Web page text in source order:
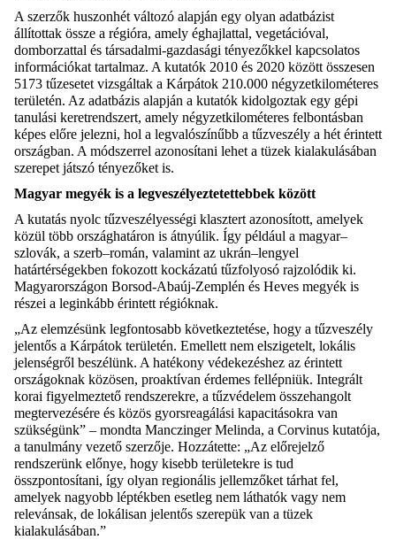
A szerzők huszonhét változó alapján egy olyan adatbázist
állítottak össze a régióra, amely éghajlattal, vegetációval,
domborzattal és társadalmi-gazdasági tényezőkkel kapcsolatos
információkat tartalmaz. A kutatók 2010 és 2020 között összesen
5173 tűzesetet vizsgáltak a Kárpátok 210.000 négyzetkilométeres
területén. Az adatbázis alapján a kutatók kidolgoztak egy gépi
tanulási keretrendszert, amely négyzetkilométeres felbontásban
képes előre jelezni, hol a legvalószínűbb a tűzveszély a hét érintett
országban. A módszerrel azonosítani lehet a tüzek kialakulásában
szerepet játszó tényezőket is.
Magyar megyék is a legveszélyeztetettebbek között
A kutatás nyolc tűzveszélyességi klasztert azonosított, amelyek
közül több országhatáron is átnyúlik. Így például a magyar–
szlovák, a szerb–román, valamint az ukrán–lengyel
határtérségekben fokozott kockázatú tűzfolyosó rajzolódik ki.
Magyarországon Borsod-Abaúj-Zemplén és Heves megyék is
részei a leginkább érintett régióknak.
„Az elemzésünk legfontosabb következtetése, hogy a tűzveszély
jelentős a Kárpátok területén. Emellett nem elszigetelt, lokális
jelenségről beszélünk. A hatékony védekezéshez az érintett
országoknak közösen, proaktívan érdemes fellépniük. Integrált
korai figyelmeztető rendszerekre, a tűzvédelem összehangolt
megtervezésére és közös gyorsreagálási kapacitásokra van
szükségünk” – mondta ManczingerMelinda, a Corvinus kutatója,
a tanulmány vezető szerzője. Hozzátette: „Az előrejelző
rendszerünk előnye, hogy kisebb területekre is tud
összpontosítani, így olyan regionális jellemzőket tárhat fel,
amelyek nagyobb léptékben esetleg nem láthatók vagy nem
relevánsak, de lokálisan jelentős szerepük van a tüzek
kialakulásában.”